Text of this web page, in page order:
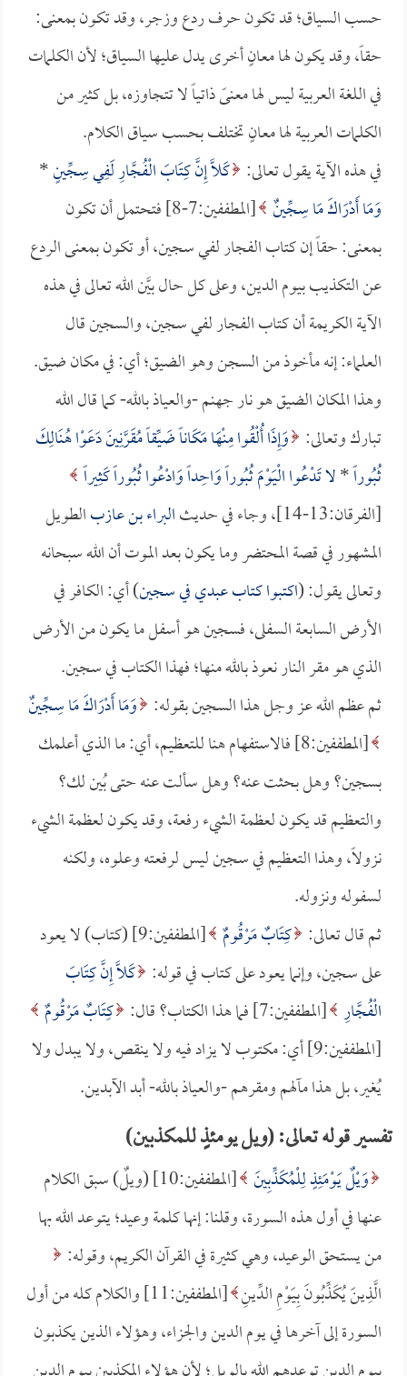
حسب السياق؛ قد تكون حرف ردع وزجر، وقد تكون بمعنى:
حقاً، وقد يكون لها معانٍ أخرى يدل عليها السياق؛ لأن الكلمات
في اللغة العربية ليس لها معنىً ذاتياً لا تتجاوزه، بل كثير من
الكلمات العربية لها معانٍ تختلف بحسب سياق الكلام.
في هذه الآية يقول تعالى: كَلَّا إِنَّ كِتَابَ الْفُجَّارِ لَفِي سِجِّينٍ*
وَمَا أَدْرَاكَ مَا سِجِّينٌ
[المطففين:7-8] فتحتمل أن تكون
بمعنى: حقاً إن كتاب الفجار لفي سجين، أو تكون بمعنى الردع
عن التكذيب بيوم الدين، وعلى كل حال بيَّن الله تعالى في هذه
الآية الكريمة أن كتاب الفجار لفي سجين، والسجين قال
العلماء: إنه مأخوذ من السجن وهو الضيق؛ أي: في مكان ضيق.
وهذا المكان الضيق هو نار جهنم -والعياذ بالله- كما قال الله
تبارك وتعالى: وَإِذَا أُلْقُوا مِنْهَا مَكَاناً ضَيِّقاً مُقَرَّنِينَ دَعَوْا هُنَالِكَ
ثُبُوراً*لا تَدْعُوا الْيَوْمَ ثُبُوراً وَاحِداً وَادْعُوا ثُبُوراً كَثِيراً
[الفرقان:13-14]، وجاء في حديث
البراء بن عازبالطويل
المشهور في قصة المحتضر وما يكون بعد الموت أن الله سبحانه
وتعالى يقول: (اكتبوا كتاب عبدي في سجين) أي: الكافر في
الأرض السابعة السفلى، فسجين هو أسفل ما يكون من الأرض
الذي هو مقر النار نعوذ بالله منها؛ فهذا الكتاب في سجين.
ثم عظم الله عز وجل هذا السجين بقوله: وَمَا أَدْرَاكَ مَا سِجِّينٌ
[المطففين:8] فالاستفهام هنا للتعظيم، أي: ما الذي أعلمك
بسجين؟ وهل بحثت عنه؟ وهل سألت عنه حتى بُين لك؟
والتعظيم قد يكون لعظمة الشيء رفعة، وقد يكون لعظمة الشيء
نزولاً، وهذا التعظيم في سجين ليس لرفعته وعلوه، ولكنه
لسفوله ونزوله.
ثم قال تعالى: كِتَابٌ مَرْقُومٌ
[المطففين:9] (كتاب) لا يعود
على سجين، وإنما يعود على كتاب في قوله: كَلَّا إِنَّ كِتَابَ
الْفُجَّارِ [المطففين:7] فما هذا الكتاب؟ قال:
كِتَابٌ مَرْقُومٌ
[المطففين:9] أي: مكتوب لا يزاد فيه ولا ينقص، ولا يبدل ولا
يُغير، بل هذا مآلهم ومقرهم -والعياذ بالله- أبد الآبدين.
تفسير قوله تعالى: (ويل يومئذٍ للمكذبين)
وَيْلٌ يَوْمَئِذٍ لِلْمُكَذِّبِينَ
[المطففين:10] (ويلٌ) سبق الكلام
عنها في أول هذه السورة، وقلنا: إنها كلمة وعيد؛ يتوعد الله بها
من يستحق الوعيد، وهي كثيرة في القرآن الكريم، وقوله:
الَّذِينَ يُكَذِّبُونَ بِيَوْمِ الدِّينِ
[المطففين:11] والكلام كله من أول
السورة إلى آخرها في يوم الدين والجزاء، وهؤلاء الذين يكذبون